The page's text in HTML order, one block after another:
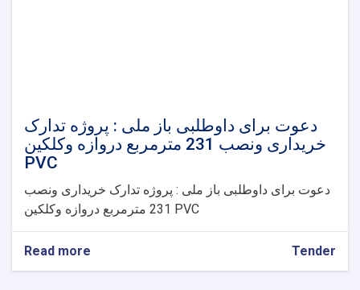
دعوت برای داوطلبی باز ملی : پروژه تدارک
خریداری ونصب 231 مترمربع دروازه وکلکین
PVC
دعوت برای داوطلبی باز ملی : پروژه تدارک خریداری ونصب
231 مترمربع دروازه وکلکین PVC
Read more Tender